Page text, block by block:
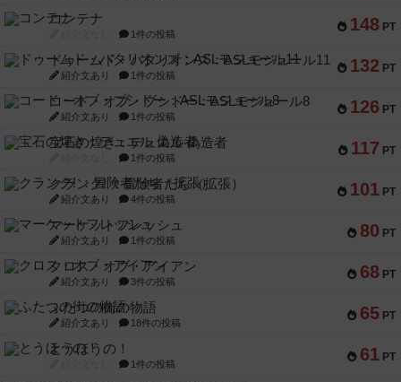
148 PT
コンテナ
1件の投稿
132 PT
ドゥームド・バタリオンズ：ASLモジュール11
紹介文あり 1件の投稿
126 PT
コード・オブ・ブシドー：ASLモジュール8
紹介文あり 1件の投稿
117 PT
宝石の煌き：デュエル 偽造者
1件の投稿
101 PT
クランク! ：冒険者たち（拡張）
紹介文あり 4件の投稿
80 PT
マーケットフレッシュ
紹介文あり 1件の投稿
68 PT
クロス・オブ・アイアン
紹介文あり 3件の投稿
65 PT
ふたつの街の物語
紹介文あり 18件の投稿
61 PT
とうほうの！
1件の投稿